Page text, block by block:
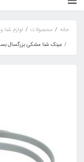
خانه محصولات لوازم شنا
عینک شنا مشکی بزرگسال